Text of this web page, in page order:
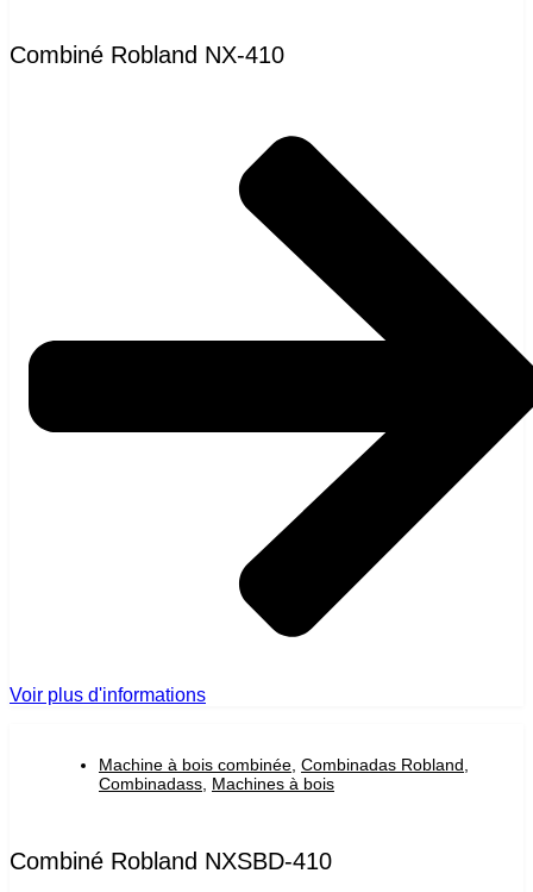
Combiné Robland NX-410
Voir plus d'informations
Machine à bois combinée, Combinadas Robland,
Combinadass, Machines à bois
Combiné Robland NXSBD-410